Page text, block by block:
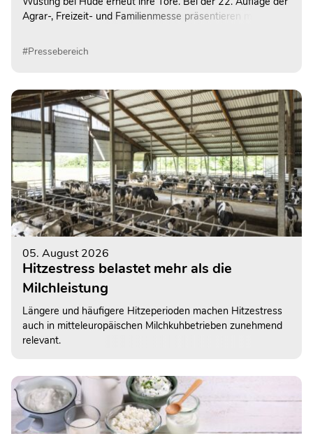
Agrar-, Freizeit- und Familienmesse präsentieren mehr als
rund 130.000 Quadratmeter großen
Mitmachangebot vertreten.
#Pressebereich
05. August 2026
Hitzestress belastet mehr als die
Milchleistung
Längere und häufigere Hitzeperioden machen Hitzestress
auch in mitteleuropäischen Milchkuhbetrieben zunehmend
relevant.